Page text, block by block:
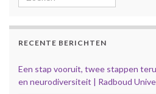
RECENTE BERICHTEN
Een stap vooruit, twee stappen
en neurodiversiteit | Radboud